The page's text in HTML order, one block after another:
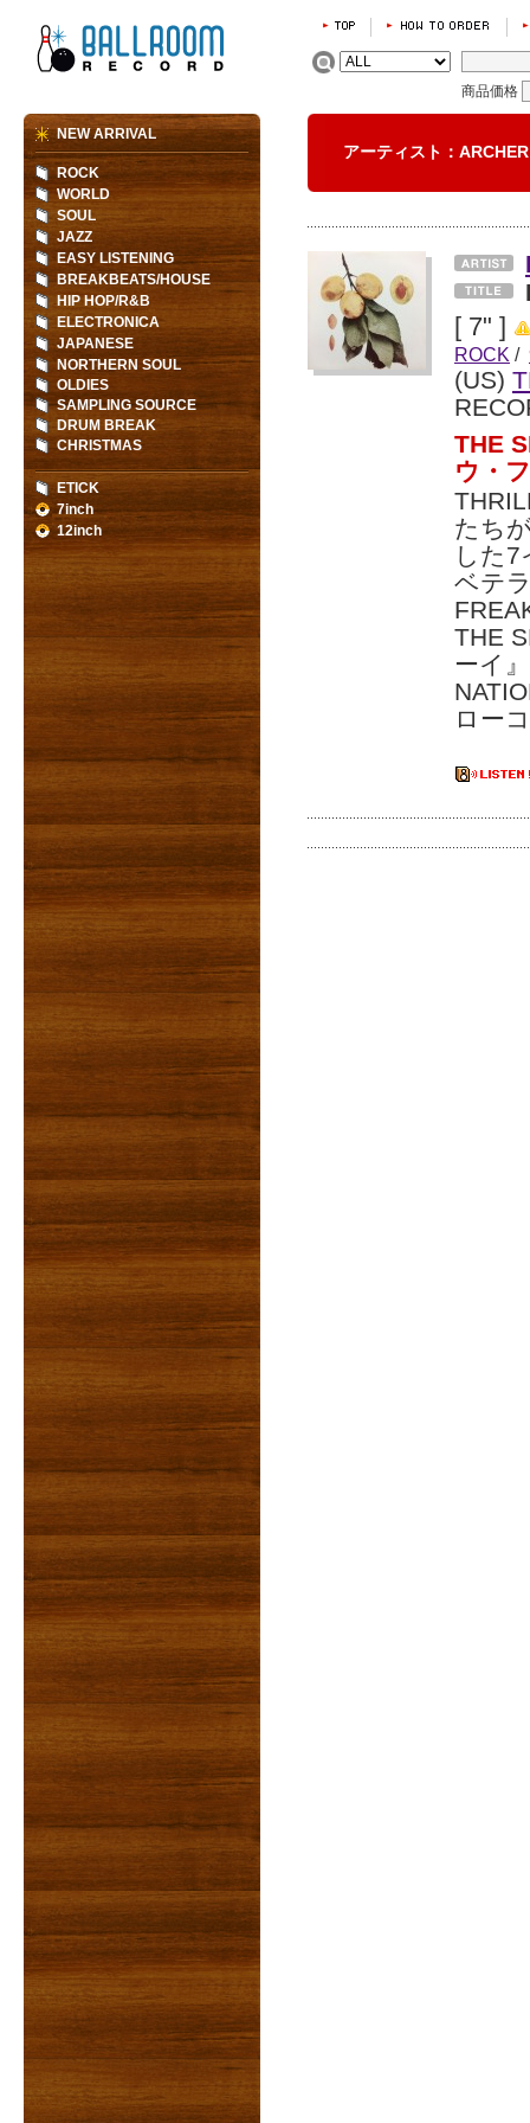
商品価格
アーティスト：
[ 7" ]
ROCK /
(US)
THE
ウ・
たち
した
ベテ
THE
ーイ
ロー
NEW ARRIVAL
ROCK
WORLD
SOUL
JAZZ
EASY LISTENING
BREAKBEATS/HOUSE
HIP HOP/R&B
ELECTRONICA
JAPANESE
NORTHERN SOUL
OLDIES
SAMPLING SOURCE
DRUM BREAK
CHRISTMAS
ETICK
7inch
12inch